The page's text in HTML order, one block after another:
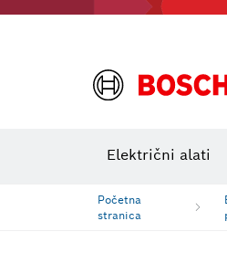
Električni alati
Početna
stranica